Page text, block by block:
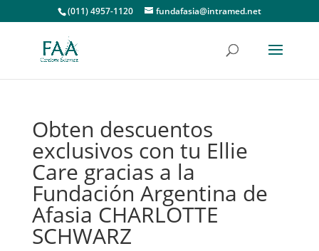
(011) 4957-1120 fundafasia@intramed.net
Obten descuentos
exclusivos con tu Ellie
Care gracias a la
Fundación Argentina de
Afasia CHARLOTTE
SCHWARZ